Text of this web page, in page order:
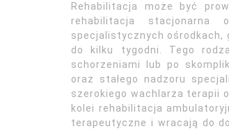
Rehabilitacja może być
rehabilitacja stacjonarna
specjalistycznych ośrodkach,
do kilku tygodni. Tego
schorzeniami lub po
oraz stałego nadzoru
szerokiego wachlarza terapii
kolei rehabilitacja
terapeutyczne i wracają do